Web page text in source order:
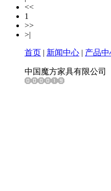
<<
1
>>
>|
首页 | 新闻中心 | 产品
中国魔方家具有限公司